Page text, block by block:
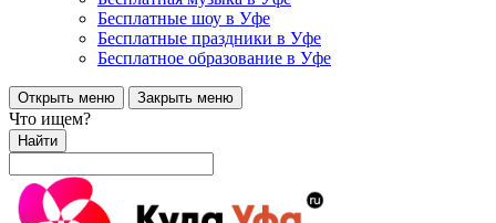
Бесплатные шоу в Уфе
Бесплатные праздники в Уфе
Бесплатное образование в Уфе
Открыть меню Закрыть меню
Что ищем?
Найти